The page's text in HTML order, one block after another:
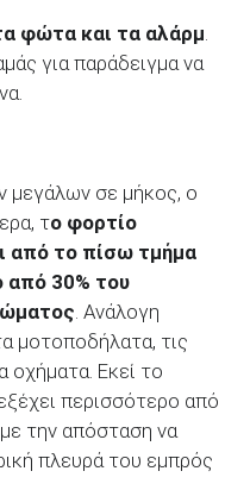
φώτα και τα αλάρμ.
για παράδειγμα να
μεγάλων σε μήκος, ο
το φορτίο
από το πίσω τμήμα
από 30% του
. Ανάλογη
μοτοποδήλατα, τις
οχήματα. Εκεί το
περισσότερο από
την απόσταση να
πλευρά του εμπρός